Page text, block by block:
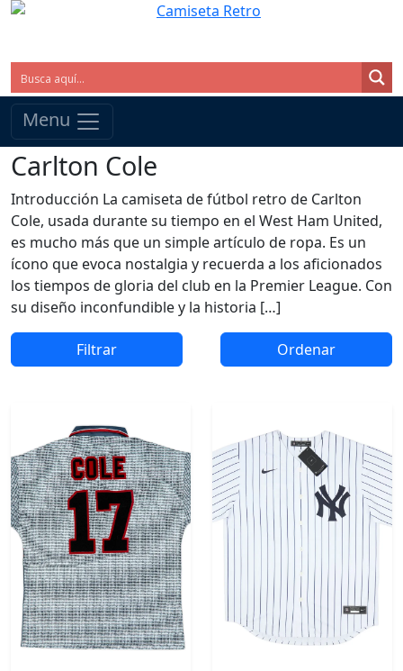
Menu
Carlton Cole
Introducción La camiseta de fútbol retro de Carlton
Cole, usada durante su tiempo en el West Ham United,
es mucho más que un simple artículo de ropa. Es un
ícono que evoca nostalgia y recuerda a los aficionados
los tiempos de gloria del club en la Premier League. Con
su diseño inconfundible y la historia […]
Filtrar Ordenar